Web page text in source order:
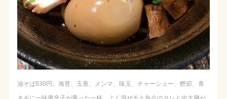
油そば830円。海苔、玉葱、メンマ、味玉、チャーシュー、鰹節、青